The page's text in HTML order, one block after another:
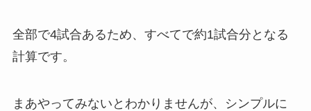
全部で4試合あるため、すべてで約1試合分となる
計算です。
まあやってみないとわかりませんが、シンプルに